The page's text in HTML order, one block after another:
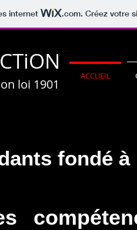
internet .com. Créez votre
ACCUEIL
loi 1901
fondé à